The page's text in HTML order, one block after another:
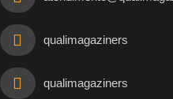
qualimagaziners
qualimagaziners